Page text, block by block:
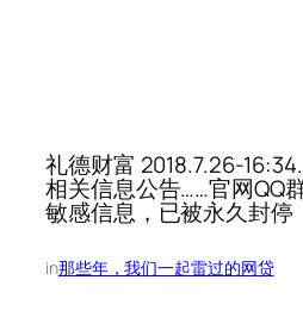
礼德财富 2018.7.26-
相关信息公告……官网QQ
敏感信息，已被永久封停
in那些年，我们一起雷过的网贷